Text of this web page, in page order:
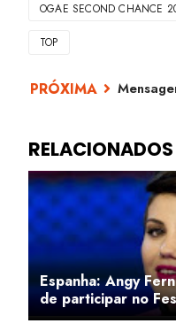
OGAE SECOND CHANCE
TOP
Espanha: Angy
de participar no